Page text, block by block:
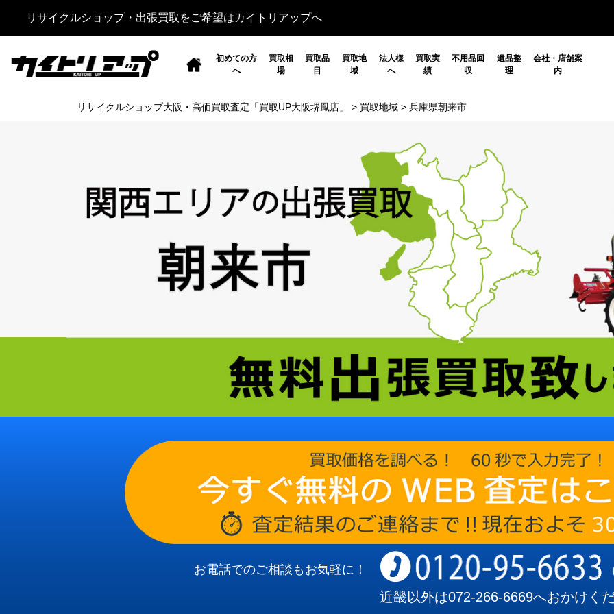
リサイクルショップ・出張買取をご希望はカイトリアップへ
初めての方
へ
買取相
場
買取品
目
買取地
域
法人様
へ
買取実
績
不用品回
収
遺品整
理
会社・店舗案
内
リサイクルショップ大阪・高価買取査定「買取UP大阪堺鳳店」 > 買取地域 > 兵庫県朝来市
お電話でのご相談もお気軽に！
近畿以外は072-266-6669へおかけく